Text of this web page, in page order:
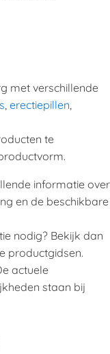
met verschillende
, erectiepillen,
te
informatie over
en de beschikbare
nodig? Bekijk dan
productgidsen.
actuele
staan bij